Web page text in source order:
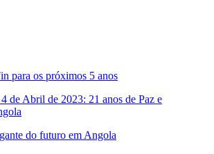
para os próximos 5 anos
de Abril de 2023: 21 anos de Paz e
do futuro em Angola